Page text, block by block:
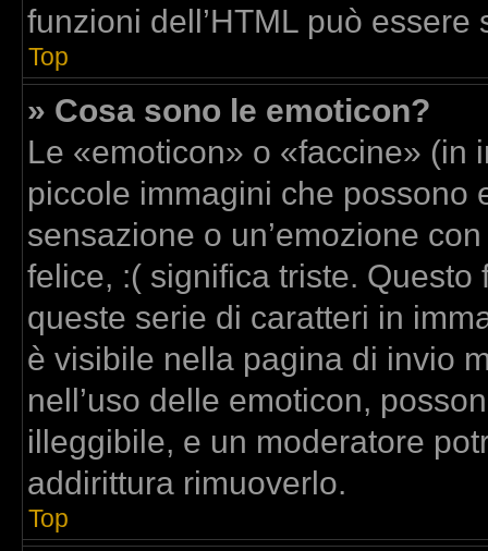
funzioni dell’HTML può
Top
» Cosa sono le emoticon?
Le «emoticon» o «faccine» (in
piccole immagini che possono
sensazione o un’emozione
felice, :( significa triste.
queste serie di caratteri in
è visibile nella pagina di invio
nell’uso delle emoticon,
illeggibile, e un moderatore
addirittura rimuoverlo.
Top